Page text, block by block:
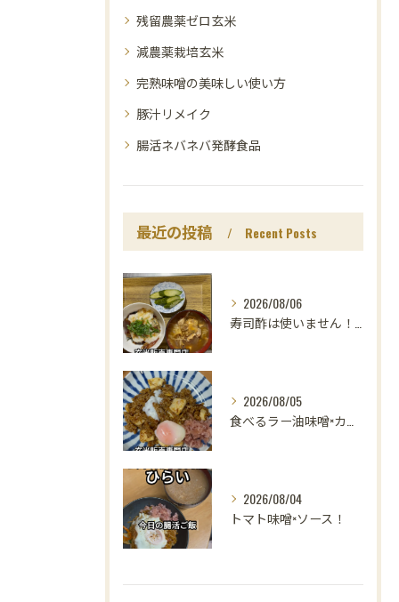
残留農薬ゼロ玄米
減農薬栽培玄米
完熟味噌の美味しい使い方
豚汁リメイク
腸活ネバネバ発酵食品
最近の投稿 Recent Posts
2026/08/06
寿司酢は使いません！😳
2026/08/05
食べるラー油味噌×カレー！
2026/08/04
トマト味噌×ソース！